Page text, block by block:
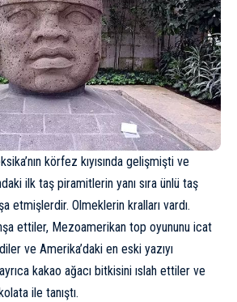
körfez kıyısında gelişmişti ve
ilk taş piramitlerin yanı sıra ünlü taş
etmişlerdir. Olmeklerin kralları vardı.
ettiler, Mezoamerikan top oyununu icat
ve Amerika’daki en eski yazıyı
kakao ağacı bitkisini ıslah ettiler ve
ile tanıştı.